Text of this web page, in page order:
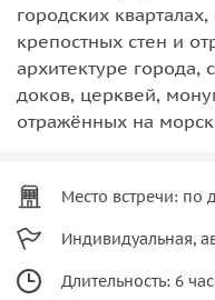
городских
крепостных стен и
архитектуре города,
доков, церквей,
отражённых на
Место встречи: по
Индивидуальная,
Длительность: 6